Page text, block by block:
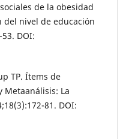
de la obesidad
del nivel de educación
DOI:
TP. Ítems de
Metaanálisis: La
81. DOI: